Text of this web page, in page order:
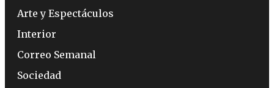
Arte y Espectáculos
Interior
Correo Semanal
Sociedad